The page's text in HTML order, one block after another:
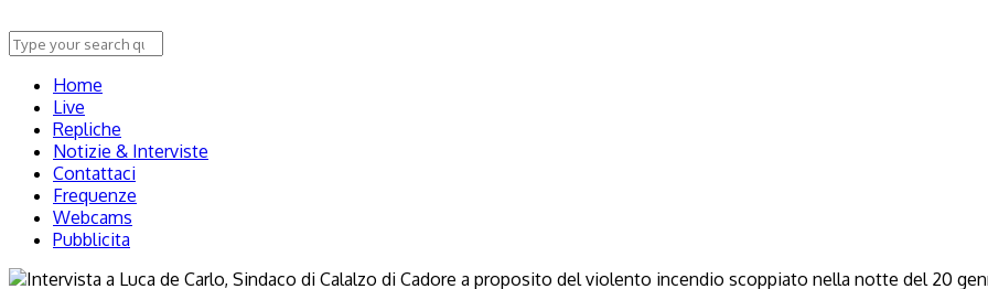
Home
Live
Repliche
Notizie & Interviste
Contattaci
Frequenze
Webcams
Pubblicita